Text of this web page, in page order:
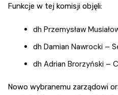
Funkcje w tej komisji objęli:
dh Przemysław
dh Damian Nawrocki –
dh Adrian Brorzyński –
Nowo wybranemu zarządowi